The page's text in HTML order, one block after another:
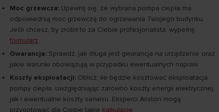
Moc grzewcza: Upewnij się, że wybrana pompa ciepła ma
odpowiednią moc grzewczą do ogrzewania Twojego budynku.
Jeśli chcesz, by zrobił to za Ciebie profesjonalista, wypełnij
formularz.
Gwarancja: Sprawdź, jak długa jest gwarancja na urządzenie oraz
jakie warunki obowiązują w przypadku ewentualnych napraw.
Koszty eksploatacji: Oblicz, ile będzie kosztować eksploatacja
pompy ciepła, uwzględniając zarówno koszty energii elektrycznej,
jak i ewentualne koszty serwisu. Eksperci Ariston mogą
przygotować dla Ciebie takie kalkulacje.